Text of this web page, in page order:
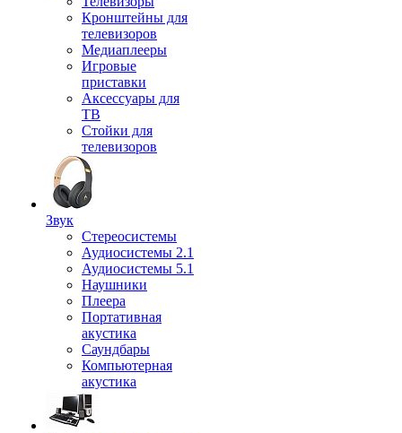
Кронштейны для
телевизоров
Медиаплееры
Игровые
приставки
Аксессуары для
ТВ
Стойки для
телевизоров
Звук
Стереосистемы
Аудиосистемы 2.1
Аудиосистемы 5.1
Наушники
Плеера
Портативная
акустика
Саундбары
Компьютерная
акустика